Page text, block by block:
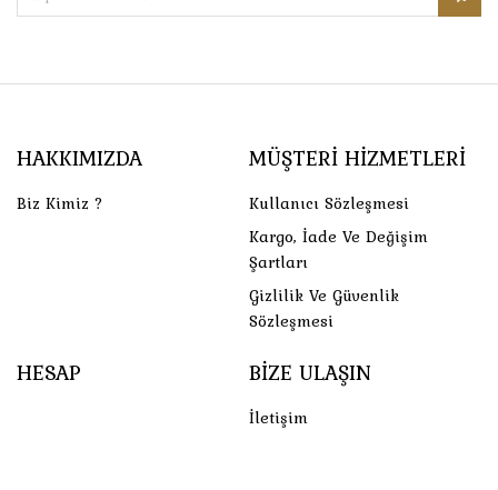
HAKKIMIZDA
Biz Kimiz ?
MÜŞTERI HIZMETLERI
Kullanıcı Sözleşmesi
Kargo, İade Ve Değişim
Şartları
Gizlilik Ve Güvenlik
Sözleşmesi
HESAP BIZE ULAŞIN
İletişim